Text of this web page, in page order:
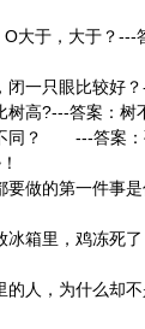
大于，大于？---
一只眼比较好
树高?---答案：树
同？ ---答案：
要做的第一件事
箱里，鸡冻死
的人，为什么却